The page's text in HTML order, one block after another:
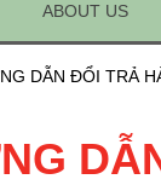
ABOUT US
DẪN ĐỔI TRẢ